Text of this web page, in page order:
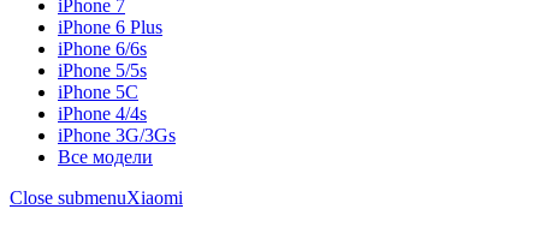
iPhone 7
iPhone 6 Plus
iPhone 6/6s
iPhone 5/5s
iPhone 5C
iPhone 4/4s
iPhone 3G/3Gs
Все модели
Close submenuXiaomi